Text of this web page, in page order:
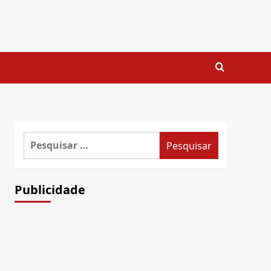
Pesquisar
Publicidade